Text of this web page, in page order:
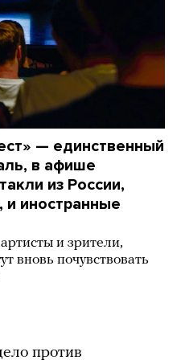
— единственный
в афише
из России,
и иностранные
и зрители,
вновь почувствовать
против